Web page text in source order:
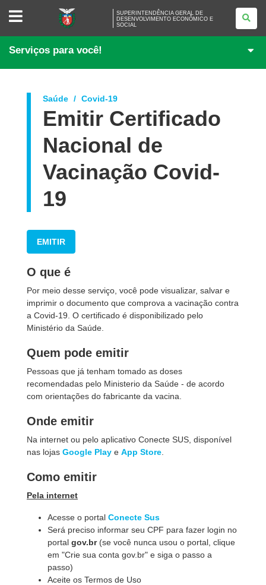
SUPERINTENDÊNCIA
DESENVOLVIMENTO
ECONÔMICO
E
SUPERINTENDÊNCIA GERAL DE
DESENVOLVIMENTO ECONÔMICO E
SOCIAL
Serviços para você!
Saúde Covid-19
Emitir Certificado
Nacional de
Vacinação Covid-
19
EMITIR
O que é
Por meio desse serviço, você pode visualizar, salvar e
imprimir o documento que comprova a vacinação contra
a Covid-19. O certificado é disponibilizado pelo
Ministério da Saúde.
Quem pode emitir
Pessoas que já tenham tomado as doses
recomendadas pelo Ministerio da Saúde - de acordo
com orientações do fabricante da vacina.
Onde emitir
Na internet ou pelo aplicativo Conecte SUS, disponível
nas lojas Google Play e App Store
Como emitir
Pela internet
Acesse o portal Conecte Sus
Será preciso informar seu CPF para fazer login no
portal gov.br(se você nunca usou o portal, clique
em "Crie sua conta gov.br" e siga o passo a
passo)
Aceite os Termos de Uso